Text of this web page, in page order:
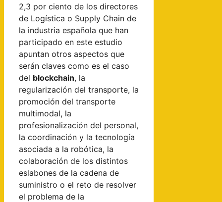
2,3 por ciento de los directores
de Logística o Supply Chain de
la industria española que han
participado en este estudio
apuntan otros aspectos que
serán claves como es el caso
del blockchain, la
regularización del transporte, la
promoción del transporte
multimodal, la
profesionalización del personal,
la coordinación y la tecnología
asociada a la robótica, la
colaboración de los distintos
eslabones de la cadena de
suministro o el reto de resolver
el problema de la